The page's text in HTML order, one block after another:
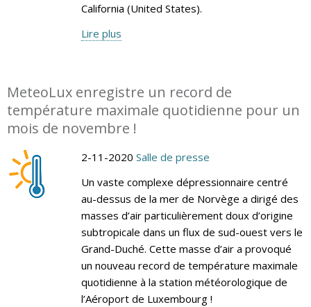
California (United States).
Lire plus
MeteoLux enregistre un record de
température maximale quotidienne pour un
mois de novembre !
2-11-2020 Salle de presse
Un vaste complexe dépressionnaire centré
au-dessus de la mer de Norvège a dirigé des
masses d’air particulièrement doux d’origine
subtropicale dans un flux de sud-ouest vers le
Grand-Duché. Cette masse d’air a provoqué
un nouveau record de température maximale
quotidienne à la station météorologique de
l’Aéroport de Luxembourg !